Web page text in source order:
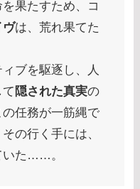
果たすため、コ
ヴは、荒れ果てた
ブを駆逐し、人
隠された真実の
任務が一筋縄で
の行く手には、
いた……。